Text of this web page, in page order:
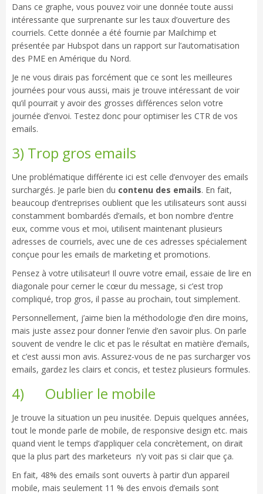
Dans ce graphe, vous pouvez voir une donnée toute aussi
intéressante que surprenante sur les taux d’ouverture des
courriels. Cette donnée a été fournie par Mailchimp et
présentée par Hubspot dans un rapport sur l’automatisation
des PME en Amérique du Nord.
Je ne vous dirais pas forcément que ce sont les meilleures
journées pour vous aussi, mais je trouve intéressant de voir
qu’il pourrait y avoir des grosses différences selon votre
journée d’envoi. Testez donc pour optimiser les CTR de vos
emails.
3) Trop gros emails
Une problématique différente ici est celle d’envoyer des emails
surchargés. Je parle bien du contenu des emails. En fait,
beaucoup d’entreprises oublient que les utilisateurs sont aussi
constamment bombardés d’emails, et bon nombre d’entre
eux, comme vous et moi, utilisent maintenant plusieurs
adresses de courriels, avec une de ces adresses spécialement
conçue pour les emails de marketing et promotions.
Pensez à votre utilisateur! Il ouvre votre email, essaie de lire en
diagonale pour cerner le cœur du message, si c’est trop
compliqué, trop gros, il passe au prochain, tout simplement.
Personnellement, j’aime bien la méthodologie d’en dire moins,
mais juste assez pour donner l’envie d’en savoir plus. On parle
souvent de vendre le clic et pas le résultat en matière d’emails,
et c’est aussi mon avis. Assurez-vous de ne pas surcharger vos
emails, gardez les clairs et concis, et testez plusieurs formules.
4) Oublier le mobile
Je trouve la situation un peu inusitée. Depuis quelques années,
tout le monde parle de mobile, de responsive design etc. mais
quand vient le temps d’appliquer cela concrètement, on dirait
que la plus part des marketeurs n’y voit pas si clair que ça.
En fait, 48% des emails sont ouverts à partir d’un appareil
mobile, mais seulement 11 % des envois d’emails sont